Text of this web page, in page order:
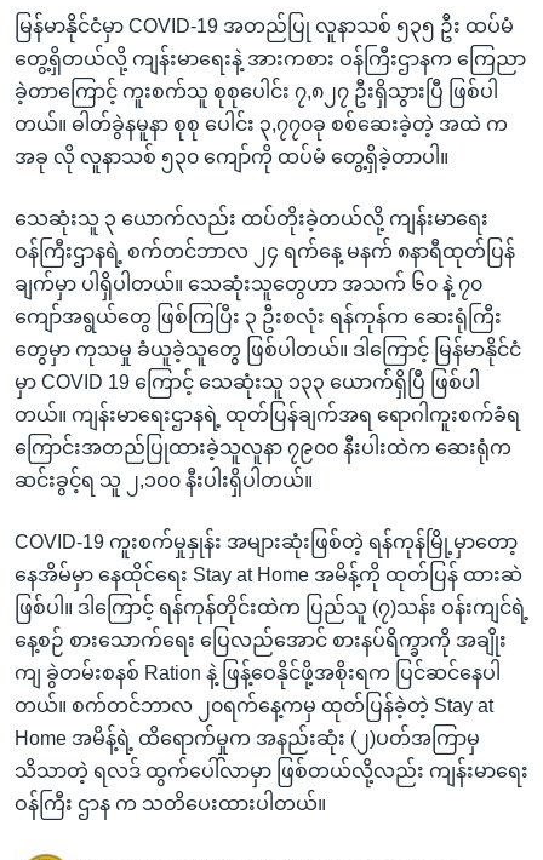
ကျော်
ရန်
မြန်မာနိုင်ငံမှာ COVID-19 အတည်ပြု လူနာသစ် ၅၃၅ ဦး ထပ်မံ
တွေ့ရှိတယ်လို့ ကျန်းမာရေးနဲ့ အားကစား ဝန်ကြီးဌာနက ကြေညာ
ခဲ့တာကြောင့် ကူးစက်သူ စုစုပေါင်း ၇,၈၂၇ ဦးရှိသွားပြီ ဖြစ်ပါ
တယ်။ ဓါတ်ခွဲနမူနာ စုစု ပေါင်း ၃,၇၇၀ခု စစ်ဆေးခဲ့တဲ့ အထဲ က
အခု လို လူနာသစ် ၅၃၀ ကျော်ကို ထပ်မံ တွေ့ရှိခဲ့တာပါ။
သေဆုံးသူ ၃ ယောက်လည်း ထပ်တိုးခဲ့တယ်လို့ ကျန်းမာရေး
ဝန်ကြီးဌာနရဲ့ စက်တင်ဘာလ ၂၄ ရက်နေ့ မနက် ၈နာရီထုတ်ပြန်
ချက်မှာ ပါရှိပါတယ်။ သေဆုံးသူတွေဟာ အသက် ၆၀ နဲ့ ၇၀
ကျော်အရွယ်တွေ ဖြစ်ကြပြီး ၃ ဦးစလုံး ရန်ကုန်က ဆေးရုံကြီး
တွေမှာ ကုသမှု ခံယူခဲ့သူတွေ ဖြစ်ပါတယ်။ ဒါကြောင့် မြန်မာနိုင်ငံ
မှာ COVID 19 ကြောင့် သေဆုံးသူ ၁၃၃ ယောက်ရှိပြီ ဖြစ်ပါ
တယ်။ ကျန်းမာရေးဌာနရဲ့ ထုတ်ပြန်ချက်အရ ရောဂါကူးစက်ခံရ
ကြောင်းအတည်ပြုထားခဲ့သူလူနာ ၇၉၀၀ နီးပါးထဲက ဆေးရုံက
ဆင်းခွင့်ရ သူ ၂,၁၀၀ နီးပါးရှိပါတယ်။
COVID-19 ကူးစက်မှုနှုန်း အများဆုံးဖြစ်တဲ့ ရန်ကုန်မြို့မှာတော့
နေအိမ်မှာ နေထိုင်ရေး Stay at Home အမိန့်ကို ထုတ်ပြန် ထားဆဲ
ဖြစ်ပါ။ ဒါကြောင့် ရန်ကုန်တိုင်းထဲက ပြည်သူ (၇)သန်း ဝန်းကျင်ရဲ့
နေ့စဉ် စားသောက်ရေး ပြေလည်အောင် စားနပ်ရိက္ခာကို အချိုး
ကျ ခွဲတမ်းစနစ် Ration နဲ့ ဖြန့်ဝေနိုင်ဖို့အစိုးရက ပြင်ဆင်နေပါ
တယ်။ စက်တင်ဘာလ ၂၀ရက်နေ့ကမှ ထုတ်ပြန်ခဲ့တဲ့ Stay at
Home အမိန့်ရဲ့ ထိရောက်မှုက အနည်းဆုံး (၂)ပတ်အကြာမှ
သိသာတဲ့ ရလဒ် ထွက်ပေါ်လာမှာ ဖြစ်တယ်လို့လည်း ကျန်းမာရေး
ဝန်ကြီး ဌာန က သတိပေးထားပါတယ်။